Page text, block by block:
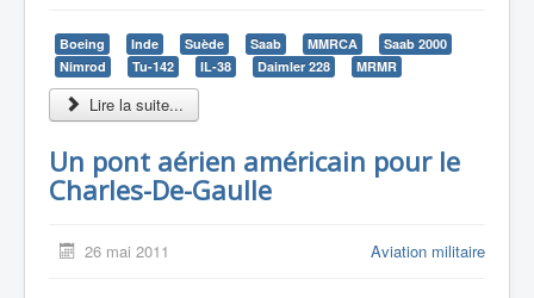
Boeing Inde Suède Saab MMRCA
Saab 2000
Nimrod
Tu-142 IL-38 Daimler 228 MRMR
Lire la suite...
Un pont aérien américain pour le
Charles-De-Gaulle
26 mai 2011 Aviation militaire